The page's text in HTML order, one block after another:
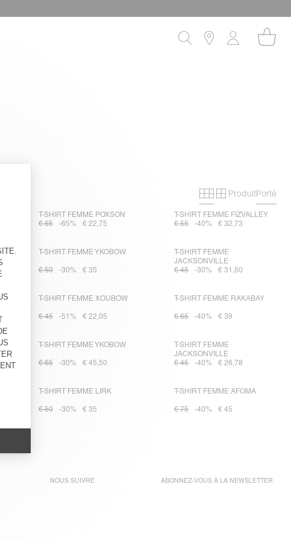
Grille primaire
Grille
ProduitPorté
T-SHIRT FEMME POXSON
€ 65
-65% € 22,75
T-SHIRT FEMME FIZVALLEY
€ 55
-40% € 32,73
T-SHIRT FEMME YKOBOW
€ 50 -30% € 35
T-SHIRT FEMME
JACKSONVILLE
€ 45
-30% € 31,50
T-SHIRT FEMME XOUBOW
€ 45 -51% € 22,05
T-SHIRT FEMME RAKABAY
€ 65 -40% € 39
T-SHIRT FEMME YKOBOW
€ 65 -30% € 45,50
T-SHIRT FEMME
JACKSONVILLE
€ 45
-40% € 26,78
T-SHIRT FEMME LIRK
€ 50 -30% € 35
T-SHIRT FEMME AFOMA
€ 75 -40% € 45
NOUS SUIVRE ABONNEZ-VOUS À LA NEWSLETTER